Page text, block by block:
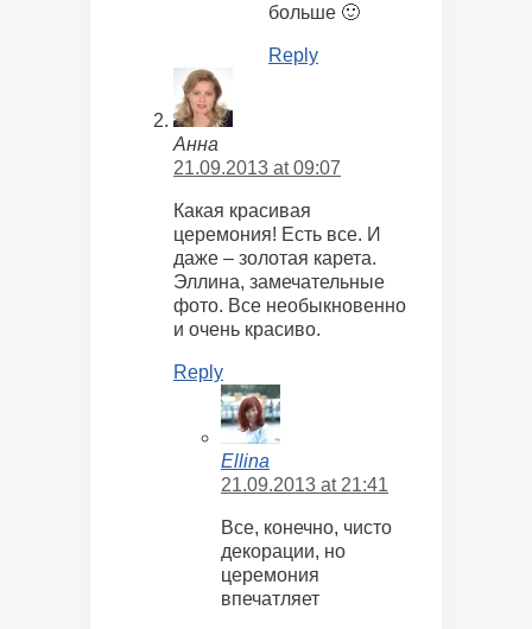
больше 🙂
Reply
Анна
21.09.2013 at 09:07
Какая красивая
церемония! Есть все. И
даже – золотая карета.
Эллина, замечательные
фото. Все необыкновенно
и очень красиво.
Reply
Ellina
21.09.2013 at 21:41
Все, конечно, чисто
декорации, но
церемония
впечатляет